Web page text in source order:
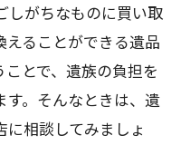
しがちなものに買い取
ることができる遺品
とで、遺族の負担を
す。そんなときは、遺
相談してみましょ